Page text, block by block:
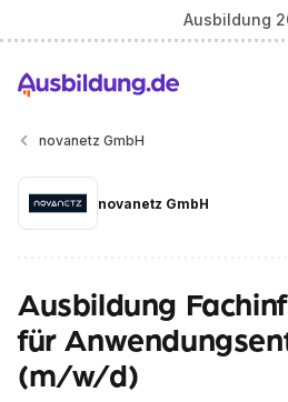
Ausbildung
novanetz GmbH
novanetz GmbH
Ausbildung
für
(m/w/d)